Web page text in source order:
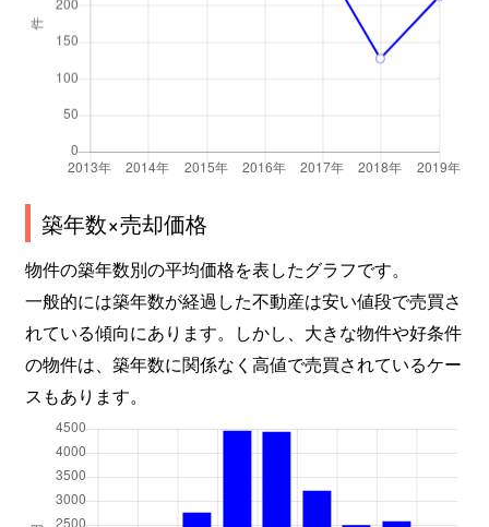
築年数×売却価格
物件の築年数別の平均価格を表したグラフです。
一般的には築年数が経過した不動産は安い値段で売買さ
れている傾向にあります。しかし、大きな物件や好条件
の物件は、築年数に関係なく高値で売買されているケー
スもあります。